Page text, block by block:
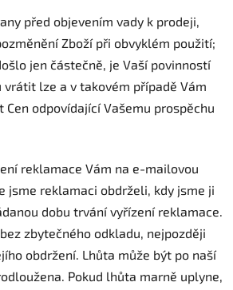
před objevením vady k prodeji,
Zboží při obvyklém použití;
jen částečně, je Vaší povinností
lze a v takovém případě Vám
Cen odpovídající Vašemu prospěchu
reklamace Vám na e-mailovou
jsme reklamaci obdrželi, kdy jsme ji
dobu trvání vyřízení reklamace.
zbytečného odkladu, nejpozději
obdržení. Lhůta může být po naší
Pokud lhůta marně uplyne,